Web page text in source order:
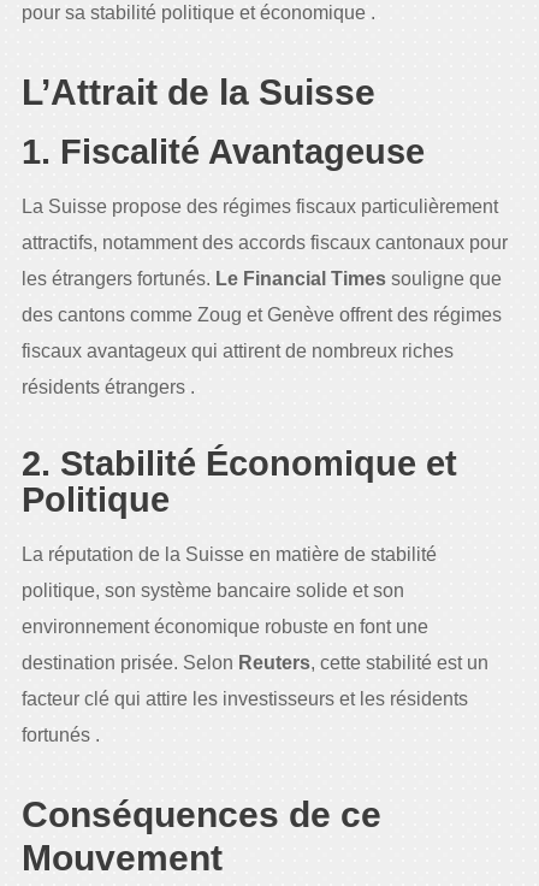
pour sa stabilité politique et économique .
L’Attrait de la Suisse
1. Fiscalité Avantageuse
La Suisse propose des régimes fiscaux particulièrement
attractifs, notamment des accords fiscaux cantonaux pour
les étrangers fortunés. Le Financial Timessouligne que
des cantons comme Zoug et Genève offrent des régimes
fiscaux avantageux qui attirent de nombreux riches
résidents étrangers .
2. Stabilité Économique et
Politique
La réputation de la Suisse en matière de stabilité
politique, son système bancaire solide et son
environnement économique robuste en font une
destination prisée. Selon Reuters, cette stabilité est un
facteur clé qui attire les investisseurs et les résidents
fortunés .
Conséquences de ce
Mouvement